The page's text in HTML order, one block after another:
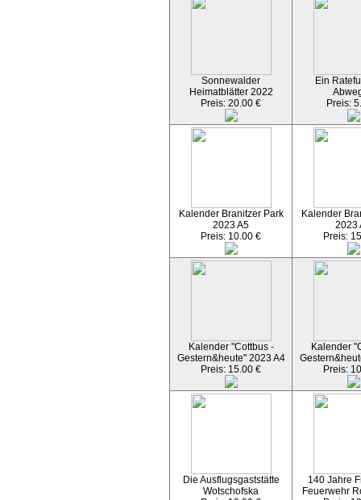
Sonnewalder
Heimatblätter 2022
Preis: 20.00 €
Ein
Preis:
Kalender Branitzer Park
2023 A5
Preis: 10.00 €
Kalender
2023
Preis:
Kalender "Cottbus -
Gestern&heute" 2023 A4
Preis: 15.00 €
Kalender
Preis:
Die Ausflugsgaststätte
Wotschofska
140 Jahre
Feuerwehr